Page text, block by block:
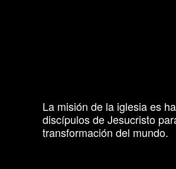
La misión de la iglesia es
discípulos de Jesucristo
transformación del mundo.